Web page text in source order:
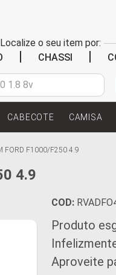
Localize o seu item por:
CHASSI
CABECOTE CAMISA
FORD F1000/F250 4.9
4.9
COD:
Produto
Aproveite